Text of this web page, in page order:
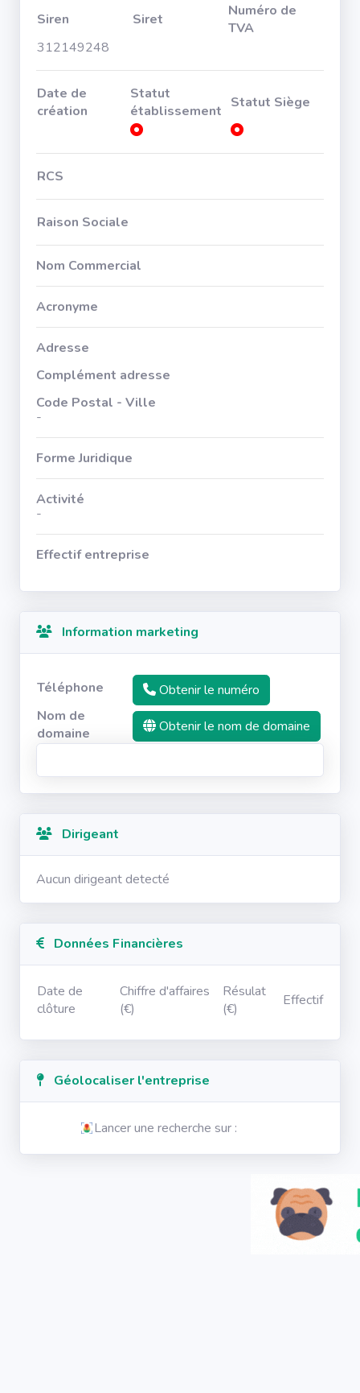
Siren Siret
Numéro de
TVA
312149248
Date de
création
Statut
établissement Statut Siège
RCS
Raison Sociale
Nom Commercial
Acronyme
Adresse
Complément adresse
Code Postal - Ville
-
Forme Juridique
Activité
-
Effectif entreprise
Information marketing
Téléphone
Obtenir le numéro
Nom de
domaine
Obtenir le nom de domaine
Dirigeant
Aucun dirigeant detecté
Données Financières
Date de
clôture
Chiffre d'affaires
(€)
Résulat
(€)
Effectif
Géolocaliser l'entreprise
Lancer une recherche sur :